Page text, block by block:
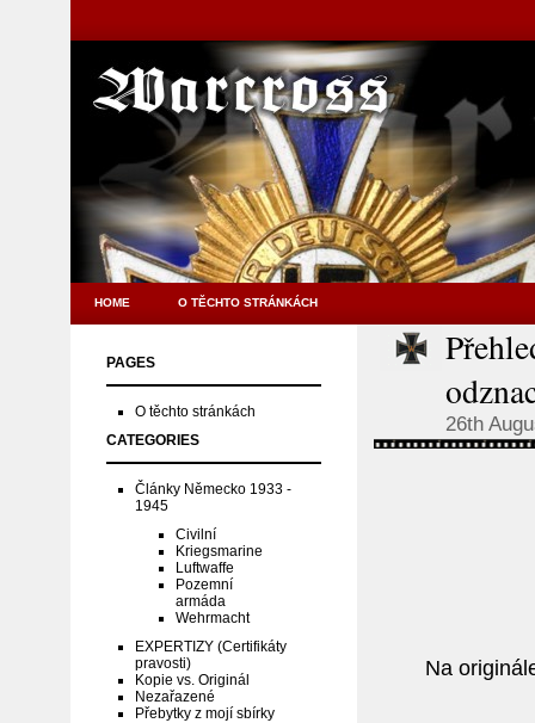
HOME O TĚCHTO STRÁNKÁCH
PAGES
O těchto stránkách
CATEGORIES
Články Německo 1933 -
1945
Civilní
Kriegsmarine
Luftwaffe
Pozemní
armáda
Wehrmacht
EXPERTIZY (Certifikáty
pravosti)
Kopie vs. Originál
Nezařazené
Přebytky z mojí sbírky
26th
Na